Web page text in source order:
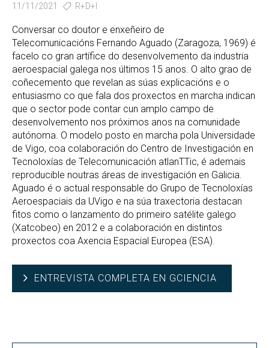
11/11/2021 R+D+I
Conversar co doutor e enxeñeiro de
Telecomunicacións Fernando Aguado (Zaragoza, 1969) é
facelo co gran artífice do desenvolvemento da industria
aeroespacial galega nos últimos 15 anos. O alto grao de
coñecemento que revelan as súas explicacións e o
entusiasmo co que fala dos proxectos en marcha indican
que o sector pode contar cun amplo campo de
desenvolvemento nos próximos anos na comunidade
autónoma. O modelo posto en marcha pola Universidade
de Vigo, coa colaboración do Centro de Investigación en
Tecnoloxías de Telecomunicación atlanTTic, é ademais
reproducible noutras áreas de investigación en Galicia.
Aguado é o actual responsable do Grupo de Tecnoloxías
Aeroespaciais da UVigo e na súa traxectoria destacan
fitos como o lanzamento do primeiro satélite galego
(Xatcobeo) en 2012 e a colaboración en distintos
proxectos coa Axencia Espacial Europea (ESA).
ENTREVISTA COMPLETA EN GCIENCIA